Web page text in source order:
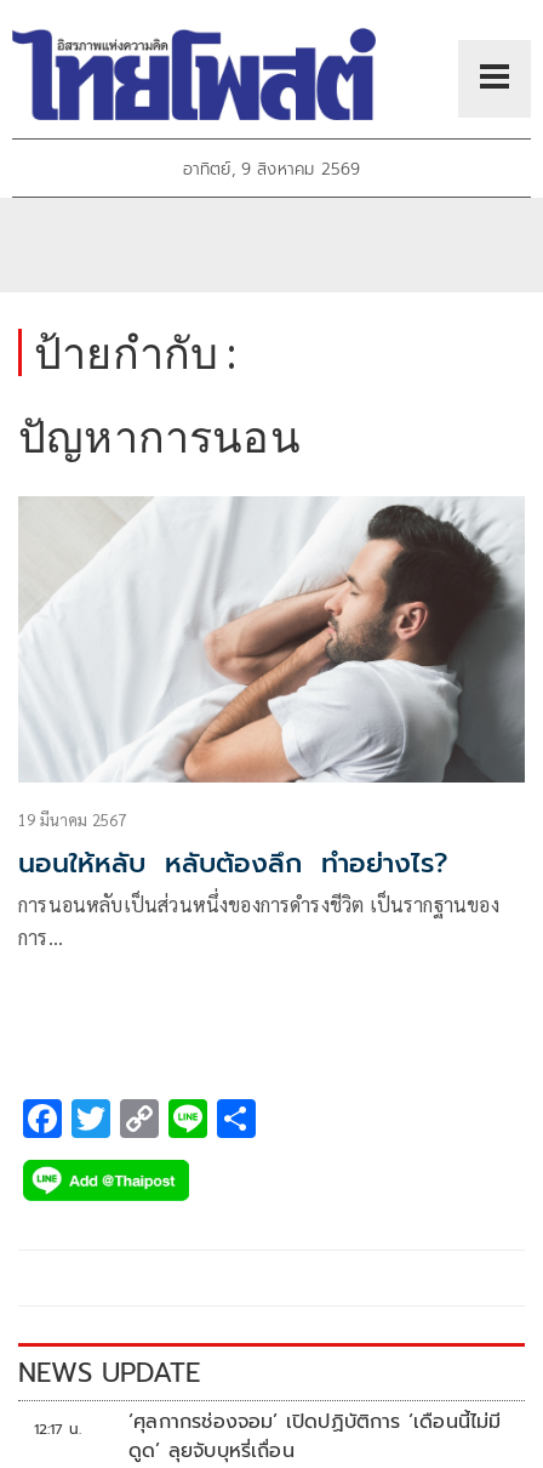
อาทิตย์, 9 สิงหาคม 2569
ป้ายกำกับ :
ปัญหาการนอน
19 มีนาคม 2567
นอนให้หลับ หลับต้องลึก ทำอย่างไร?
การนอนหลับเป็นส่วนหนึ่งของการดำรงชีวิต เป็นรากฐานของ
การ…
F
ac
e
k
T
wi
tt
C
o
p
k
Li
NEWS UPDATE
12:17 น.
‘ศุลกากรช่องจอม’ เปิดปฏิบัติการ ‘เดือนนี้ไม่มี
ดูด’ ลุยจับบุหรี่เถื่อน